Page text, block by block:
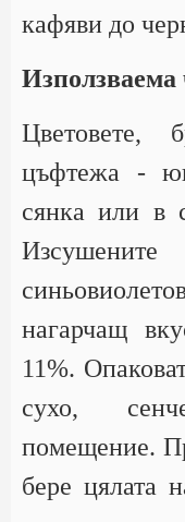
кафяви до
Използваема
Цветовете,
цъфтежа -
сянка или в
нагарчащ
11%.
сухо,
помещение.
бере цялата